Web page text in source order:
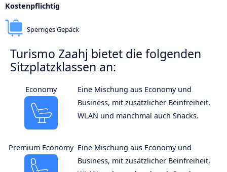
Kostenpflichtig
Sperriges Gepäck
Turismo Zaahj bietet die folgenden
Sitzplatzklassen an:
Economy
Eine Mischung aus Economy und
Business, mit zusätzlicher Beinfreiheit,
WLAN und manchmal auch Snacks.
Premium Economy Eine Mischung aus Economy und
Business, mit zusätzlicher Beinfreiheit,